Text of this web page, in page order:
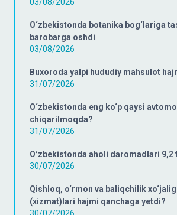
O‘zbekistonda botanika bog‘lariga
barobarga oshdi
03/08/2026
Buxoroda yalpi hududiy mahsulot
31/07/2026
O‘zbekistonda eng ko‘p qaysi
chiqarilmoqda?
31/07/2026
Oʻzbekistonda aholi daromadlari 9,2
30/07/2026
Qishloq, o‘rmon va baliqchilik
(xizmat)lari hajmi qanchaga yetdi?